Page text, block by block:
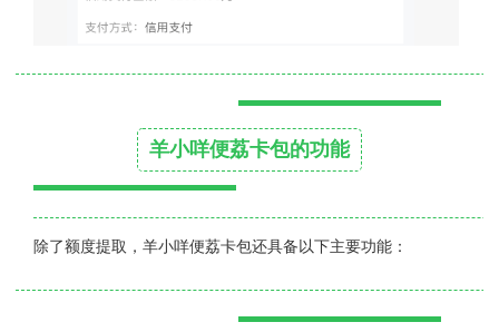
羊小咩便荔卡包的功能
除了额度提取，羊小咩便荔卡包还具备以下主要功能：